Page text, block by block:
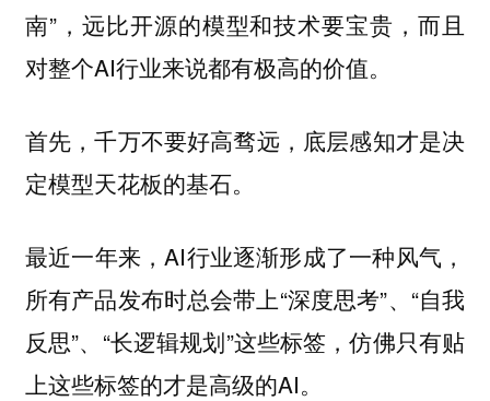
南”，远比开源的模型和技术要宝贵，而且
对整个AI行业来说都有极高的价值。
首先，千万不要好高骛远，底层感知才是决
定模型天花板的基石。
最近一年来，AI行业逐渐形成了一种风气，
所有产品发布时总会带上“深度思考”、“自我
反思”、“长逻辑规划”这些标签，仿佛只有贴
上这些标签的才是高级的AI。